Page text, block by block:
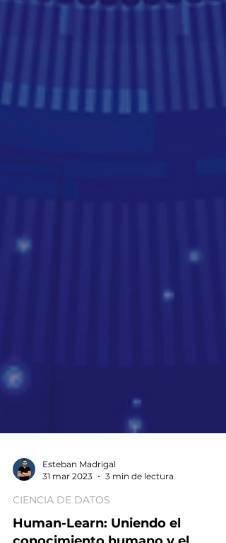
31 mar 2023
3 min de lectura
CIENCIA DE DATOS